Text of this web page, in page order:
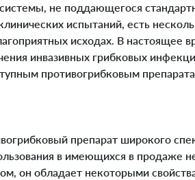
не поддающегося
испытаний, есть
исходах. В настоящее
инвазивных грибковых
противогрибковым
препарат широкого
в имеющихся в продаже
он обладает некоторыми